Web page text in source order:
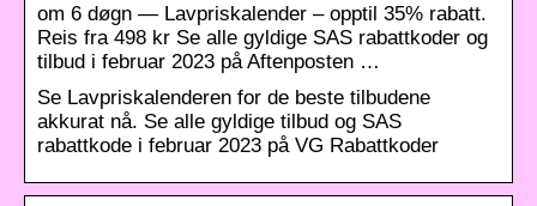
om 6 døgn — Lavpriskalender – opptil 35% rabatt.
Reis fra 498 kr Se alle gyldige SAS rabattkoder og
tilbud i februar 2023 på Aftenposten …
Se Lavpriskalenderen for de beste tilbudene
akkurat nå. Se alle gyldige tilbud og SAS
rabattkode i februar 2023 på VG Rabattkoder